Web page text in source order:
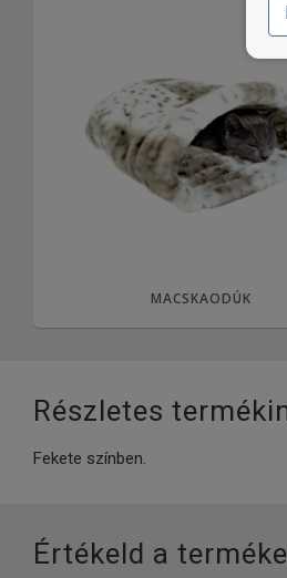
MACSKAODÚK
Részletes
Fekete színben.
Értékeld a